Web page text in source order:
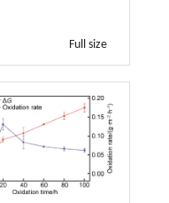
Full size